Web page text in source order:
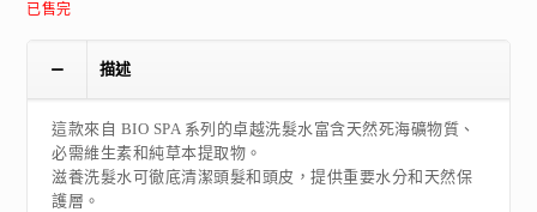
已售完
描述
這款來自 BIO SPA 系列的卓越洗髮水富含天然死海礦物質、
必需維生素和純草本提取物。
滋養洗髮水可徹底清潔頭髮和頭皮，提供重要水分和天然保
護層。